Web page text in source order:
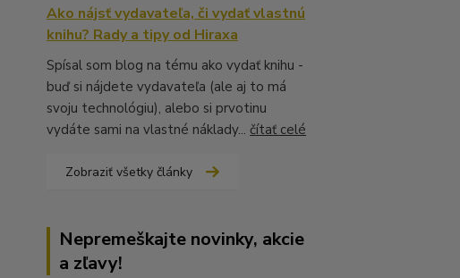
Ako nájsť vydavateľa, či vydať vlastnú
knihu? Rady a tipy od Hiraxa
Spísal som blog na tému ako vydať knihu -
buď si nájdete vydavateľa (ale aj to má
svoju technológiu), alebo si prvotinu
vydáte sami na vlastné náklady... čítať celé
Zobraziť všetky články
Nepremeškajte novinky, akcie
a zľavy!